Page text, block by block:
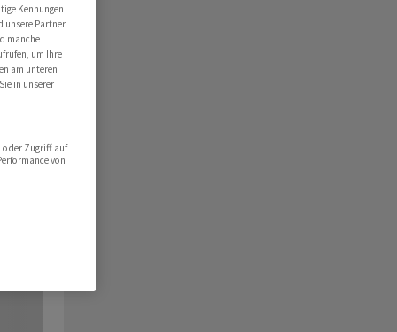
Kennungen
unsere Partner
manche
um Ihre
am unteren
in unserer
oder Zugriff auf
von